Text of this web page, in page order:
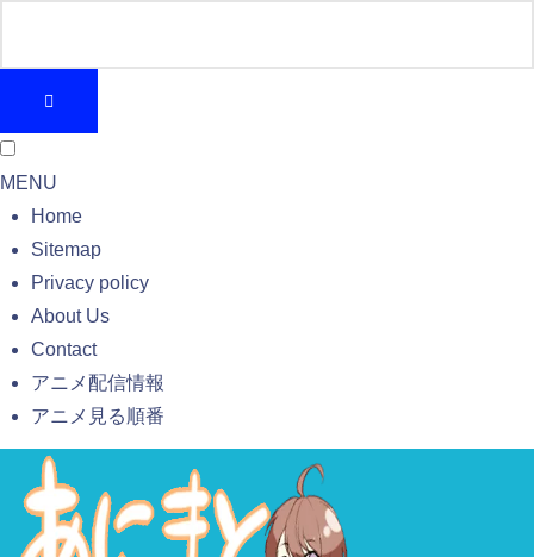
MENU
Home
Sitemap
Privacy policy
About Us
Contact
アニメ配信情報
アニメ見る順番